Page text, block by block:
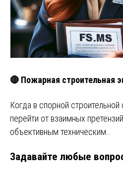
🔴 Пожарная строительная
Когда в спорной
перейти от взаимных
объективным техническим…
Задавайте любые